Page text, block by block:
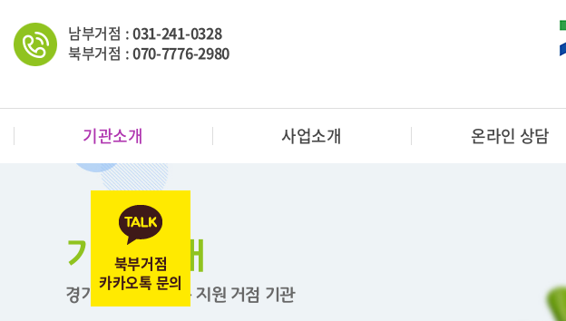
기관소개 사업소개 온라인 상담
남부거점 :031-241-0328
북부거점 :070-7776-2980
기관소개
경기도 한부모가족 지원 거점 기관
북부거점
카카오톡 문의